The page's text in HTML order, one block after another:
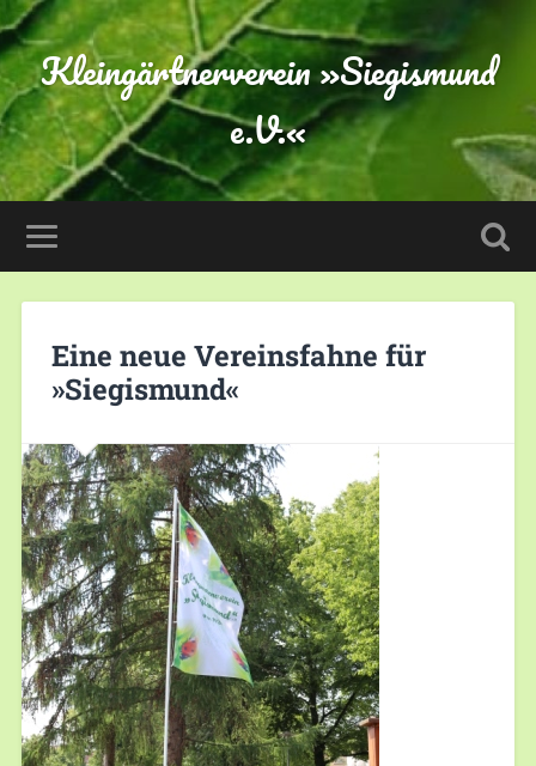
Kleingärtnerverein »Siegismund
e.V.«
Eine neue Vereinsfahne für
»Siegismund«